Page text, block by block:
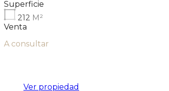
Superficie
212 M²
Venta
A consultar
Ver propiedad